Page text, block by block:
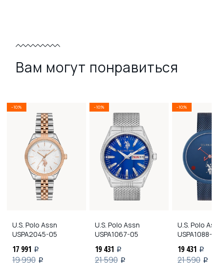
Вам могут понравиться
-10%
U.S. Polo Assn
USPA2045-05
17 991 i
19 990 i
-10%
U.S. Polo Assn
USPA1067-05
19 431 i
21 590 i
-10%
U.S. Polo
USPA1088-
19 431 i
21 590 i